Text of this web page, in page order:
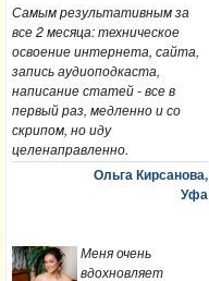
Самым результативным за
все 2 месяца: техническое
освоение интернета, сайта,
запись аудиоподкаста,
написание статей - все в
первый раз, медленно и со
скрипом, но иду
целенаправленно.
Ольга Кирсанова,
Уфа
Меня очень
вдохновляет